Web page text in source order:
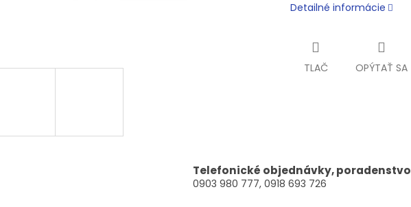
Detailné informácie
TLAČ OPÝTAŤ SA
Telefonické objednávky, poradenstvo
0903 980 777, 0918 693 726